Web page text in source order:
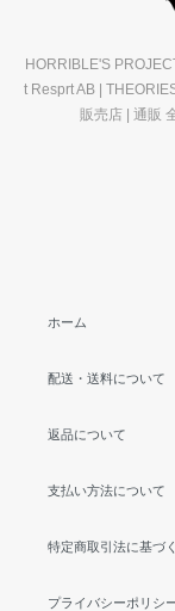
HORRIBLE'S
t Resprt AB |
販売店 | 通販
ホーム
配送・送料について
返品について
支払い方法について
特定商取引法に基づ
プライバシーポリシ